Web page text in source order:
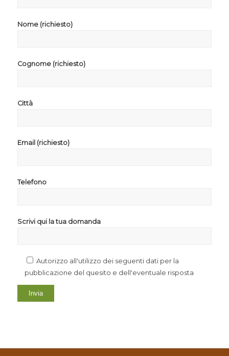
Nome (richiesto)
Cognome (richiesto)
Città
Email (richiesto)
Telefono
Scrivi qui la tua domanda
Autorizzo all'utilizzo dei seguenti dati per la
pubblicazione del quesito e dell'eventuale risposta